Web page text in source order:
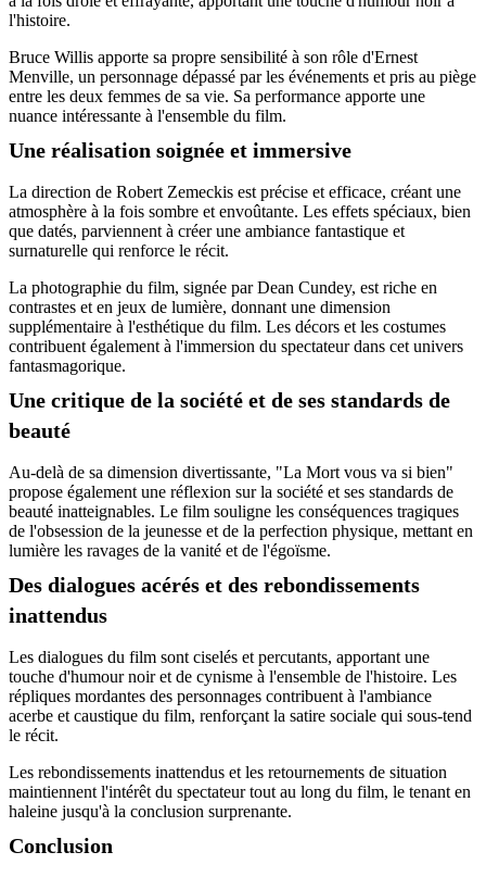
l'histoire.
Bruce Willis apporte sa propre sensibilité à son rôle d'Ernest
Menville, un personnage dépassé par les événements et pris au piège
entre les deux femmes de sa vie. Sa performance apporte une
nuance intéressante à l'ensemble du film.
Une réalisation soignée et immersive
La direction de Robert Zemeckis est précise et efficace, créant une
atmosphère à la fois sombre et envoûtante. Les effets spéciaux, bien
que datés, parviennent à créer une ambiance fantastique et
surnaturelle qui renforce le récit.
La photographie du film, signée par Dean Cundey, est riche en
contrastes et en jeux de lumière, donnant une dimension
supplémentaire à l'esthétique du film. Les décors et les costumes
contribuent également à l'immersion du spectateur dans cet univers
fantasmagorique.
Une critique de la société et de ses standards de
beauté
Au-delà de sa dimension divertissante, "La Mort vous va si bien"
propose également une réflexion sur la société et ses standards de
beauté inatteignables. Le film souligne les conséquences tragiques
de l'obsession de la jeunesse et de la perfection physique, mettant en
lumière les ravages de la vanité et de l'égoïsme.
Des dialogues acérés et des rebondissements
inattendus
Les dialogues du film sont ciselés et percutants, apportant une
touche d'humour noir et de cynisme à l'ensemble de l'histoire. Les
répliques mordantes des personnages contribuent à l'ambiance
acerbe et caustique du film, renforçant la satire sociale qui sous-tend
le récit.
Les rebondissements inattendus et les retournements de situation
maintiennent l'intérêt du spectateur tout au long du film, le tenant en
haleine jusqu'à la conclusion surprenante.
Conclusion